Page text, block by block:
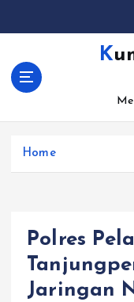
KumparanRaky
Home
Polres
Jaringan